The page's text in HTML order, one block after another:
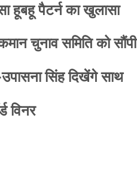
हूबहू पैटर्न का खुलासा
चुनाव समिति को सौंपी
उपासना सिंह दिखेंगे साथ
विनर